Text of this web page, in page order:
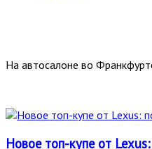
На автосалоне во
Новое топ-купе от